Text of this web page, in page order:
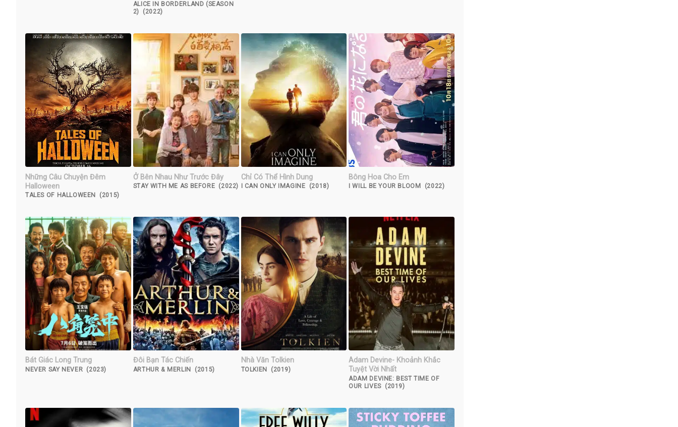
ALICE IN BORDERLAND (SEASON
2) (2022)
Những Câu Chuyện Đêm
Halloween
TALES OF HALLOWEEN (2015)
Ở Bên Nhau Như Trước Đây
STAY WITH ME AS BEFORE (2022)
Chỉ Có Thể Hình Dung
I CAN ONLY IMAGINE (2018)
Bông Hoa Cho Em
I WILL BE YOUR BLOOM (2022)
Bát Giác Long Trung
NEVER SAY NEVER (2023)
Đôi Bạn Tác Chiến
ARTHUR & MERLIN (2015)
Nhà Văn Tolkien
TOLKIEN (2019)
Adam Devine- Khoảnh Khắc
Tuyệt Vời Nhất
ADAM DEVINE: BEST TIME OF
OUR LIVES (2019)